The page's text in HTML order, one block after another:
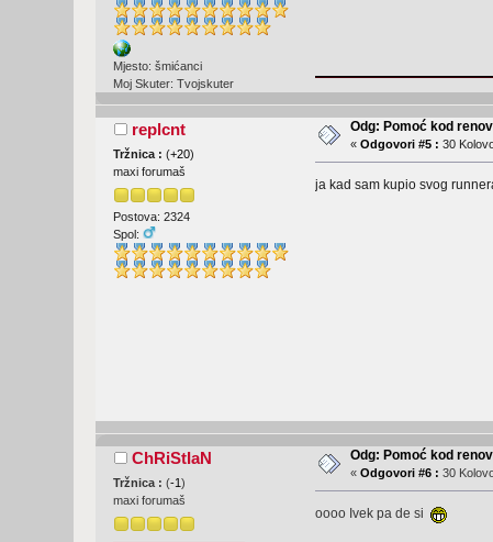
Mjesto: šmićanci
Moj Skuter: Tvojskuter
replcnt
Tržnica :(+20)
maxi forumaš
Postova: 2324
Spol:
Odg: Pomoć kod
«Odgovori #5 : 30
ja kad sam kupio svog
ChRiStIaN
Tržnica :(-1)
maxi forumaš
Odg: Pomoć kod
«Odgovori #6 : 30
oooo Ivek pa de si